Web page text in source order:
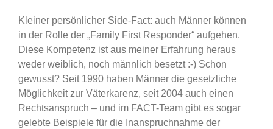
Kleiner persönlicher Side-Fact: auch Männer können
in der Rolle der „Family First Responder“ aufgehen.
Diese Kompetenz ist aus meiner Erfahrung heraus
weder weiblich, noch männlich besetzt :-) Schon
gewusst? Seit 1990 haben Männer die gesetzliche
Möglichkeit zur Väterkarenz, seit 2004 auch einen
Rechtsanspruch – und im FACT-Team gibt es sogar
gelebte Beispiele für die Inanspruchnahme der